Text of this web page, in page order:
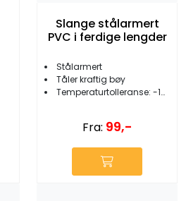
Slange stålarmert
PVC i ferdige lengder
Stålarmert
Tåler kraftig bøy
Temperaturtolleranse: -10 til +60ºC
Fra: 99,-